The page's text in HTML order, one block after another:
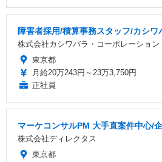
障害者採用/積算事務スタッフ/カシ
株式会社カシワバラ・コーポレーション
東京都
月給20万243円～23万3,750円
正社員
マーケコンサルPM 大手直案件中心/
株式会社ディレクタス
東京都